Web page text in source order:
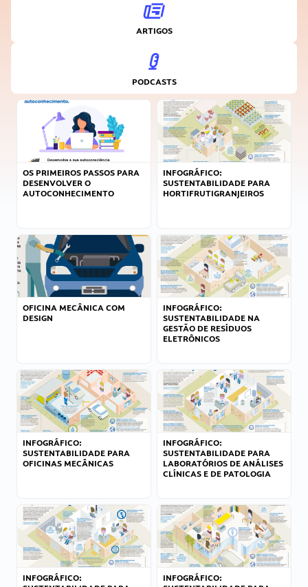
ARTIGOS
PODCASTS
OS PRIMEIROS PASSOS PARA
DESENVOLVER O
AUTOCONHECIMENTO
INFOGRÁFICO:
SUSTENTABILIDADE PARA
HORTIFRUTIGRANJEIROS
OFICINA MECÂNICA COM
DESIGN
INFOGRÁFICO:
SUSTENTABILIDADE NA
GESTÃO DE RESÍDUOS
ELETRÔNICOS
INFOGRÁFICO:
SUSTENTABILIDADE PARA
OFICINAS MECÂNICAS
INFOGRÁFICO:
SUSTENTABILIDADE PARA
LABORATÓRIOS DE ANÁLISES
CLÍNICAS E DE PATOLOGIA
INFOGRÁFICO:
INFOGRÁFICO: